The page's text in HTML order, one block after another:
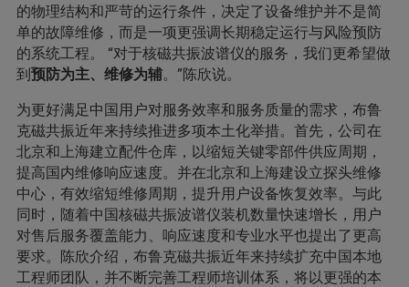
的物理结构和严苛的运行条件，决定了设备维护并不是简
单的故障维修，而是一项更强调长期稳定运行与风险预防
的系统工程。 “对于核磁共振波谱仪的服务，我们更希望做
到预防为主、维修为辅。”陈欣说。
为更好满足中国用户对服务效率和服务质量的需求，布鲁
克磁共振近年来持续推进多项本土化举措。首先，公司在
北京和上海建立配件仓库，以缩短关键零部件供应周期，
提高国内维修响应速度。并在北京和上海建设立探头维修
中心，有效缩短维修周期，提升用户设备恢复效率。与此
同时，随着中国核磁共振波谱仪装机数量快速增长，用户
对售后服务覆盖能力、响应速度和专业水平也提出了更高
要求。陈欣介绍，布鲁克磁共振近年来持续扩充中国本地
工程师团队，并不断完善工程师培训体系，将以更强的本